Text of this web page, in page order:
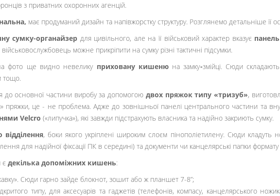
з приватних охоронних агенцій.
має продуманий дизайн та напівжорстку структуру. Розглянемо детальніше її
сумку-органайзер для цивільного, але на її військовий характер вказує
можне прикріпити на сумку різні тактичні підсумки.
фото ще видно невелику приховану кишеню на замку-змійці. Сюди
тощо.
до основної частини виробу за допомогою двох пряжок типу «тризуб»,
пряжки, це - не проблема. Адже до зовнішньої панелі центрального частини та
Velcro («липучка»), які завжди підстрахують власника та надійно закриють сумку.
відділення, боки якого укріплені широким слоєм пінополіетилену. Сюди кладуть
для надійної фіксації ПК в середині) та документи чи канцелярські папки
є декілька допоміжних кишень:
Сюди гарно зайде блокнот, зошит або ж планшет 7-8”;
типу, для аксесуарів та гаджетів (телефонів, компасу, канцелярського